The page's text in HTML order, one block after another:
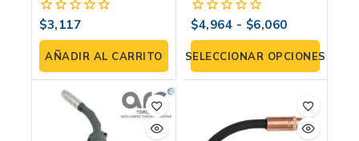
MILLER
0
fuera
de
5
$3,117
AÑADIR AL CARRITO
Extrema
0
fuera
de
5
$4,964 - $6,060
SELECCIONAR OPCIONES